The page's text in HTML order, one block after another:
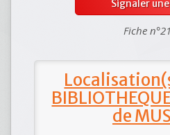
Signaler
Fiche
de